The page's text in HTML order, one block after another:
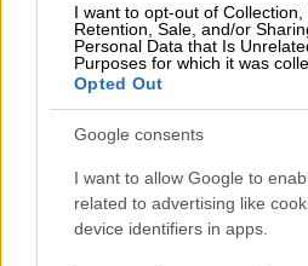
I want to opt-out of Collection,
Retention, Sale, and/or
Personal Data that Is
Purposes for which it was
Opted Out
Google consents
I want to allow Google to
related to advertising like
device identifiers in apps.
ΔΙΑΒΑΣΤΕ ΕΠΙΣΗΣ
Ελλάδα|16.02.2025 12:45
Τεράστιος όγκος
24ωρα στην
στη λάσπη το νησί